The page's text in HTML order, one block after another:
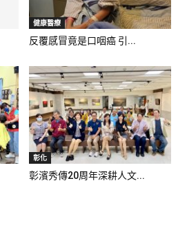
健康醫療
反覆感冒竟是口咽癌 引...
彰化
彰濱秀傳20周年深耕人文...